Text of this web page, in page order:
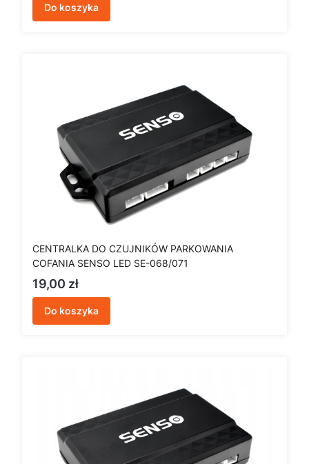
Do koszyka
CENTRALKA DO CZUJNIKÓW PARKOWANIA
COFANIA SENSO LED SE-068/071
Cena
19,00 zł
Do koszyka